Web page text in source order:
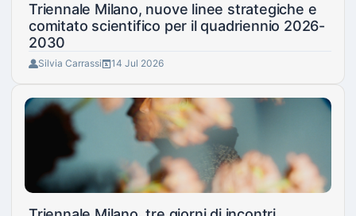
Triennale Milano, nuove linee strategiche e
comitato scientifico per il quadriennio 2026-
2030
Silvia Carrassi 14 Jul 2026